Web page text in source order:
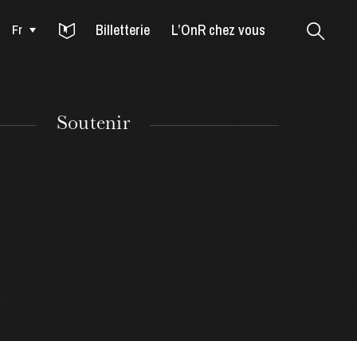
Fr Billetterie L’OnR chez vous
Soutenir